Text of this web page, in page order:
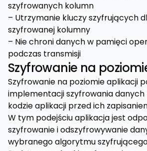
szyfrowanych kolumn
– Utrzymanie kluczy szyfrujących
szyfrowanej kolumny
– Nie chroni danych w pamięci
podczas transmisji
Szyfrowanie na
Szyfrowanie na poziomie aplikacji
implementacji szyfrowania
kodzie aplikacji przed ich
W tym podejściu aplikacja jest
szyfrowanie i odszyfrowywanie
wybranego algorytmu